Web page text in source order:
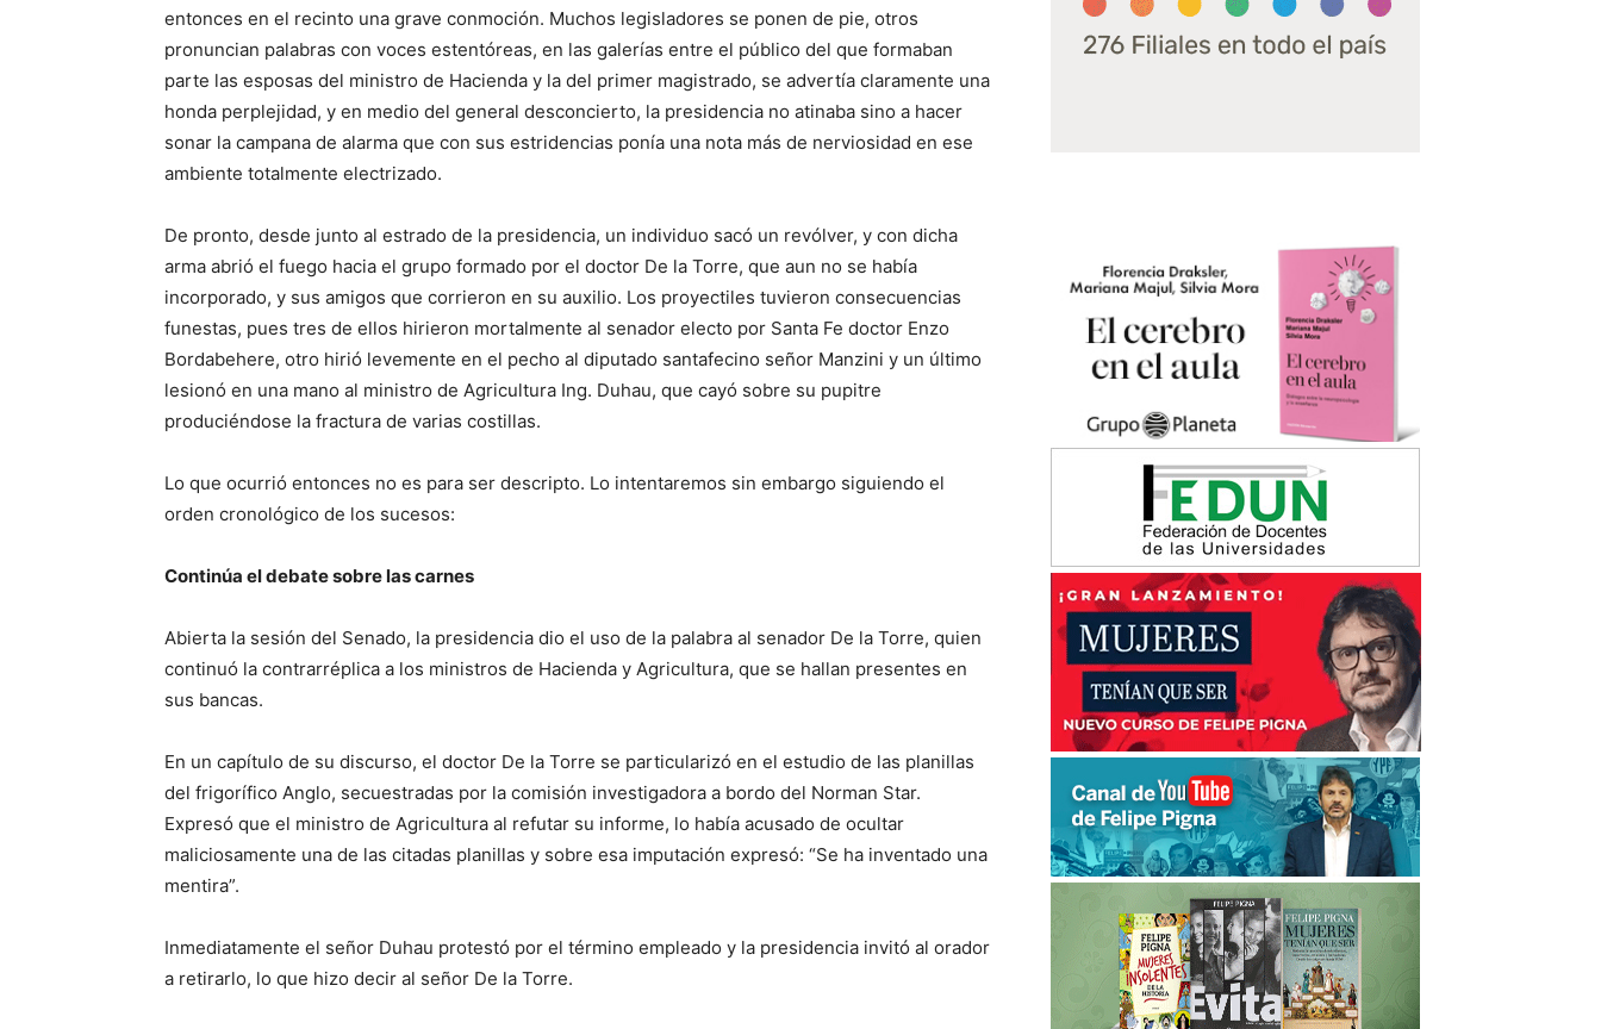
entonces en el recinto una grave conmoción. Muchos legisladores se ponen de pie, otros
pronuncian palabras con voces estentóreas, en las galerías entre el público del que formaban
parte las esposas del ministro de Hacienda y la del primer magistrado, se advertía claramente una
honda perplejidad, y en medio del general desconcierto, la presidencia no atinaba sino a hacer
sonar la campana de alarma que con sus estridencias ponía una nota más de nerviosidad en ese
ambiente totalmente electrizado.
De pronto, desde junto al estrado de la presidencia, un individuo sacó un revólver, y con dicha
arma abrió el fuego hacia el grupo formado por el doctor De la Torre, que aun no se había
incorporado, y sus amigos que corrieron en su auxilio. Los proyectiles tuvieron consecuencias
funestas, pues tres de ellos hirieron mortalmente al senador electo por Santa Fe doctor Enzo
Bordabehere, otro hirió levemente en el pecho al diputado santafecino señor Manzini y un último
lesionó en una mano al ministro de Agricultura Ing. Duhau, que cayó sobre su pupitre
produciéndose la fractura de varias costillas.
Lo que ocurrió entonces no es para ser descripto. Lo intentaremos sin embargo siguiendo el
orden cronológico de los sucesos:
Continúa el debate sobre las carnes
Abierta la sesión del Senado, la presidencia dio el uso de la palabra al senador De la Torre, quien
continuó la contrarréplica a los ministros de Hacienda y Agricultura, que se hallan presentes en
sus bancas.
En un capítulo de su discurso, el doctor De la Torre se particularizó en el estudio de las planillas
del frigorífico Anglo, secuestradas por la comisión investigadora a bordo del Norman Star.
Expresó que el ministro de Agricultura al refutar su informe, lo había acusado de ocultar
maliciosamente una de las citadas planillas y sobre esa imputación expresó: “Se ha inventado una
mentira”.
Inmediatamente el señor Duhau protestó por el término empleado y la presidencia invitó al orador
a retirarlo, lo que hizo decir al señor De la Torre.